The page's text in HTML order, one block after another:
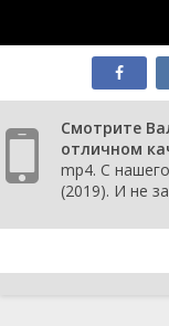
Смотрите
отличном
mp4. С
(2019). И не